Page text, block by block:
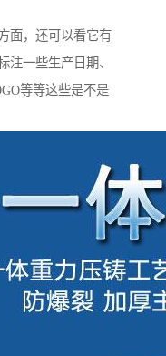
面，还可以看它有
注一些生产日期、
等等这些是不是